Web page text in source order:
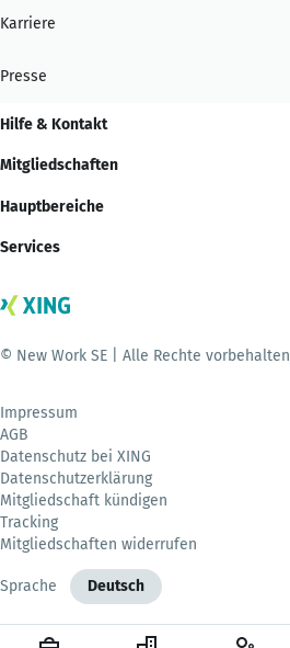
Karriere
Presse
Hilfe & Kontakt
Mitgliedschaften
Hauptbereiche
Services
© New Work SE | Alle Rechte vorbehalten
Impressum
AGB
Datenschutz bei XING
Datenschutzerklärung
Mitgliedschaft kündigen
Tracking
Mitgliedschaften widerrufen
Sprache Deutsch